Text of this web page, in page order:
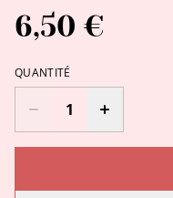
6,50 €
QUANTITÉ